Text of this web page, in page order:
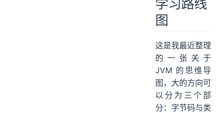
学习路线
图
这是我最近整理
的一张关于
JVM 的思维导
图，大的方向可
以分为三个部
分：字节码与类